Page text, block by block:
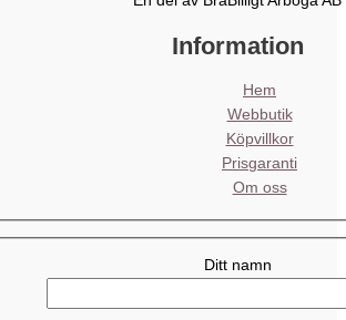
Information
Hem
Webbutik
Köpvillkor
Prisgaranti
Om oss
Ditt namn